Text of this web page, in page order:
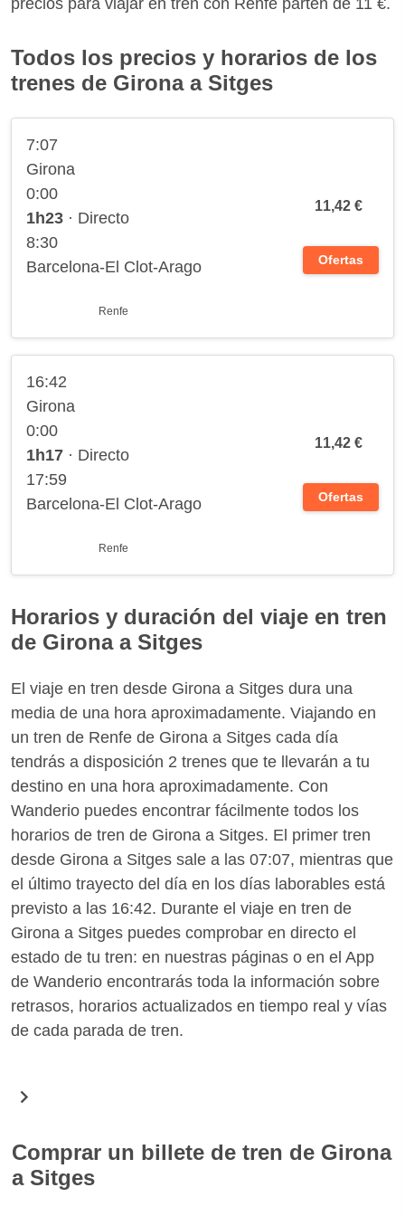
Todos los precios y horarios de los
trenes de Girona a Sitges
7:07
Girona
0:00
1h23 · Directo
8:30
Barcelona-El Clot-Arago
Renfe
11,42 €
Ofertas
16:42
Girona
0:00
1h17 · Directo
17:59
Barcelona-El Clot-Arago
Renfe
11,42 €
Ofertas
Horarios y duración del viaje en tren
de Girona a Sitges
El viaje en tren desde Girona a Sitges dura una
media de una hora aproximadamente. Viajando en
un tren de Renfe de Girona a Sitges cada día
tendrás a disposición 2 trenes que te llevarán a tu
destino en una hora aproximadamente. Con
Wanderio puedes encontrar fácilmente todos los
horarios de tren de Girona a Sitges. El primer tren
desde Girona a Sitges sale a las 07:07, mientras que
el último trayecto del día en los días laborables está
previsto a las 16:42. Durante el viaje en tren de
Girona a Sitges puedes comprobar en directo el
estado de tu tren: en nuestras páginas o en el App
de Wanderio encontrarás toda la información sobre
retrasos, horarios actualizados en tiempo real y vías
de cada parada de tren.
Comprar un billete de tren de Girona
a Sitges